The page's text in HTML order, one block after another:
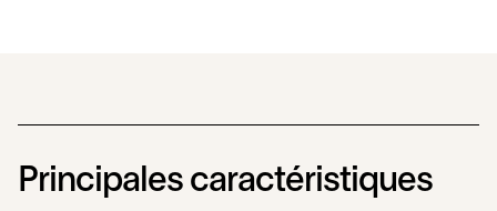
Principales caractéristiques